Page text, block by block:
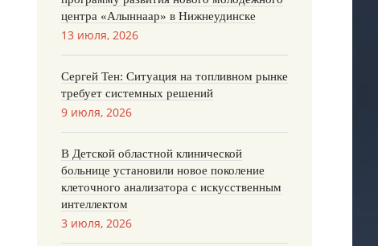
центра «Алыннаар» в Нижнеудинске
13 июля, 2026
Сергей Тен: Ситуация на топливном рынке
требует системных решений
9 июля, 2026
В Детской областной клинической
больнице установили новое поколение
клеточного анализатора с искусственным
интеллектом
3 июля, 2026